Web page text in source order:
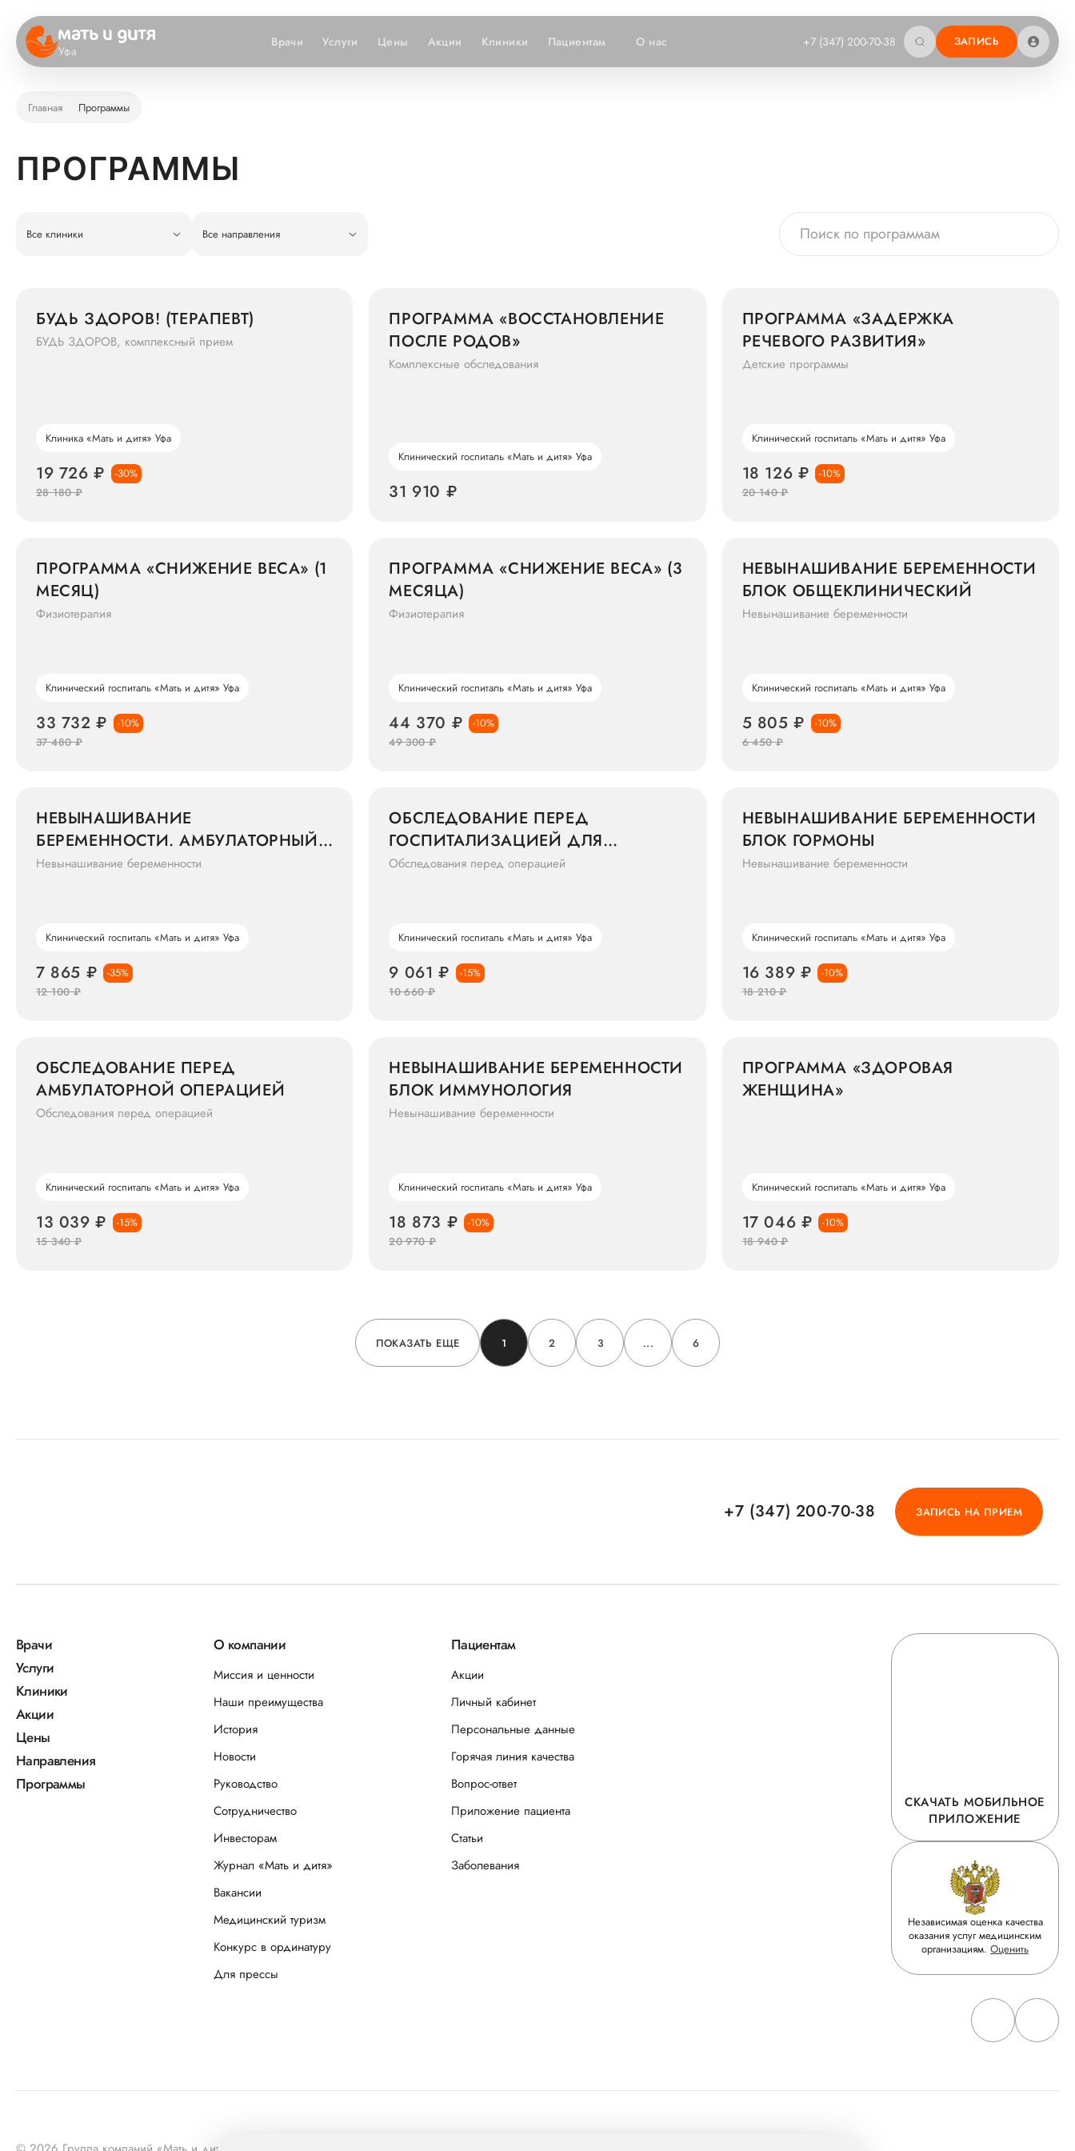
Уфа
Врачи Услуги Цены Акции Клиники Пациентам О нас +7 (347) 200-70-38 ЗАПИСЬ
Главная Программы
ПРОГРАММЫ
Все клиники Все направления
БУДЬ ЗДОРОВ! (ТЕРАПЕВТ)
БУДЬ ЗДОРОВ, комплексный прием
Клиника «Мать и дитя» Уфа
19 726 ₽
-30%
28 180 ₽
ПРОГРАММА «ВОССТАНОВЛЕНИЕ
ПОСЛЕ РОДОВ»
Комплексные обследования
Клинический госпиталь «Мать и дитя» Уфа
31 910 ₽
ПРОГРАММА «ЗАДЕРЖКА
РЕЧЕВОГО РАЗВИТИЯ»
Детские программы
Клинический госпиталь «Мать и дитя» Уфа
18 126 ₽
-10%
20 140 ₽
ПРОГРАММА «СНИЖЕНИЕ ВЕСА» (1
МЕСЯЦ)
Физиотерапия
Клинический госпиталь «Мать и дитя» Уфа
33 732 ₽
-10%
37 480 ₽
ПРОГРАММА «СНИЖЕНИЕ ВЕСА» (3
МЕСЯЦА)
Физиотерапия
Клинический госпиталь «Мать и дитя» Уфа
44 370 ₽
-10%
49 300 ₽
НЕВЫНАШИВАНИЕ БЕРЕМЕННОСТИ
БЛОК ОБЩЕКЛИНИЧЕСКИЙ
Невынашивание беременности
Клинический госпиталь «Мать и дитя» Уфа
5 805 ₽
-10%
6 450 ₽
НЕВЫНАШИВАНИЕ
БЕРЕМЕННОСТИ. АМБУЛАТОРНЫЙ
СКРИНИНГ (MINIMUM)
Невынашивание беременности
Клинический госпиталь «Мать и дитя» Уфа
7 865 ₽
-35%
12 100 ₽
ОБСЛЕДОВАНИЕ ПЕРЕД
ГОСПИТАЛИЗАЦИЕЙ ДЛЯ
ОПЕРАТИВНОГО ЛЕЧЕНИЯ
Обследования перед операцией
Клинический госпиталь «Мать и дитя» Уфа
9 061 ₽
-15%
10 660 ₽
НЕВЫНАШИВАНИЕ БЕРЕМЕННОСТИ
БЛОК ГОРМОНЫ
Невынашивание беременности
Клинический госпиталь «Мать и дитя» Уфа
16 389 ₽
-10%
18 210 ₽
ОБСЛЕДОВАНИЕ ПЕРЕД
АМБУЛАТОРНОЙ ОПЕРАЦИЕЙ
Обследования перед операцией
Клинический госпиталь «Мать и дитя» Уфа
13 039 ₽
-15%
15 340 ₽
НЕВЫНАШИВАНИЕ БЕРЕМЕННОСТИ
БЛОК ИММУНОЛОГИЯ
Невынашивание беременности
Клинический госпиталь «Мать и дитя» Уфа
18 873 ₽
-10%
20 970 ₽
ПРОГРАММА «ЗДОРОВАЯ
ЖЕНЩИНА»
Клинический госпиталь «Мать и дитя» Уфа
17 046 ₽
-10%
18 940 ₽
ПОКАЗАТЬ ЕЩЕ 1 2 3 ... 6
+7 (347) 200-70-38 ЗАПИСЬ НА ПРИЕМ
Врачи
Услуги
Клиники
Акции
Цены
Направления
Программы
О компании
Миссия и ценности
Наши преимущества
История
Новости
Руководство
Сотрудничество
Инвесторам
Журнал «Мать и дитя»
Вакансии
Медицинский туризм
Конкурс в ординатуру
Для прессы
Пациентам
Акции
Личный кабинет
Персональные данные
Горячая линия качества
Вопрос-ответ
Приложение пациента
Статьи
Заболевания
СКАЧАТЬ МОБИЛЬНОЕ
ПРИЛОЖЕНИЕ
Независимая оценка качества
оказания услуг медицинским
организациям. Оценить